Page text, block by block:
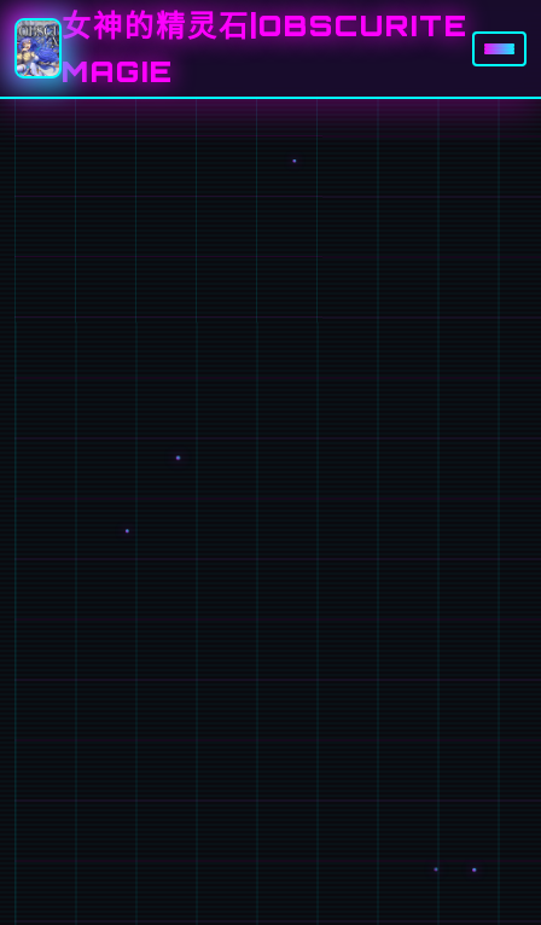
女神的精灵石|OBSCURITE
MAGIE